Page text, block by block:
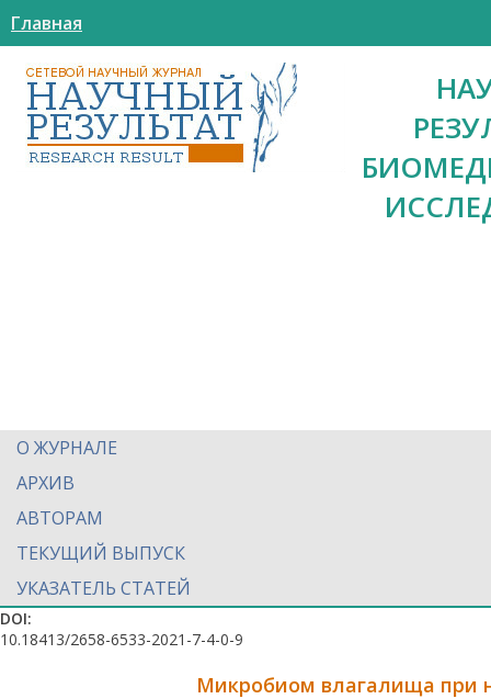
Главная
О ЖУРНАЛЕ
АРХИВ
АВТОРАМ
ТЕКУЩИЙ ВЫПУСК
УКАЗАТЕЛЬ СТАТЕЙ
DOI:
10.18413/2658-6533-2021-7-4-0-9
Микробиом влагалища при